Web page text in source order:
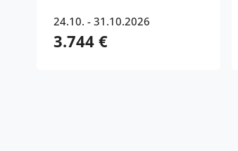
24.10. - 31.10.2026
3.744 €